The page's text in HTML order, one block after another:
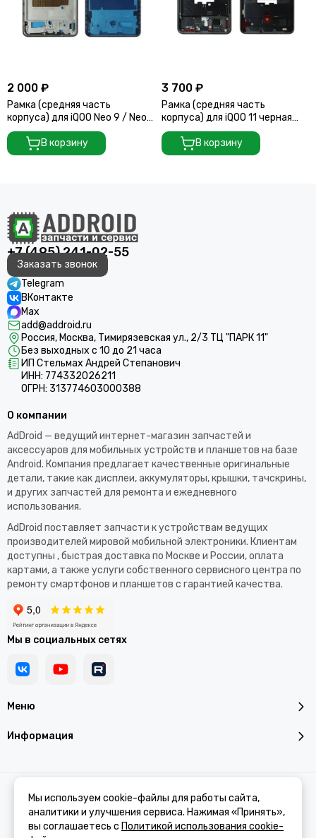
2 000 ₽
Рамка (средняя часть
корпуса) для iQOO Neo 9 / Neo
9 Pro черная (Black)
В корзину
3 700 ₽
Рамка (средняя часть
корпуса) для iQOO 11 черная
(Black)
В корзину
+7 (495) 241-02-55
Заказать звонок
Telegram
ВКонтакте
Max
add@addroid.ru
Россия, Москва, Тимирязевская ул., 2/3 ТЦ "ПАРК 11"
Без выходных с 10 до 21 часа
ИП Стельмах Андрей Степанович
ИНН: 774332026211
ОГРН: 313774603000388
Меню
Информация
О компании
AdDroid — ведущий интернет-магазин запчастей и
аксессуаров для мобильных устройств и планшетов на базе
Android. Компания предлагает качественные оригинальные
детали, такие как дисплеи, аккумуляторы, крышки, тачскрины,
и других запчастей для ремонта и ежедневного
использования.​
AdDroid поставляет запчасти к устройствам ведущих
производителей мировой мобильной электроники. Клиентам
доступны , быстрая доставка по Москве и России, оплата
картами, а также услуги собственного сервисного центра по
ремонту смартфонов и планшетов с гарантией качества.
Мы в социальных сетях
2026 © Addroid.ru. Карта сайта
Мы используем cookie-файлы для работы сайта,
аналитики и улучшения сервиса. Нажимая «Принять»,
вы соглашаетесь с Политикой использования cookie-